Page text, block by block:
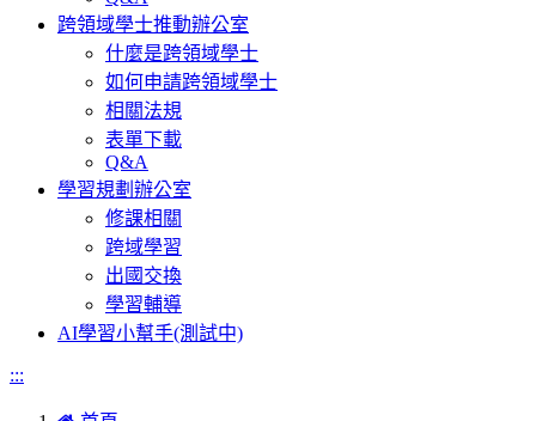
跨領域學士推動辦公室
什麼是跨領域學士
如何申請跨領域學士
相關法規
表單下載
Q&A
學習規劃辦公室
修課相關
跨域學習
出國交換
學習輔導
AI學習小幫手(測試中)
:::